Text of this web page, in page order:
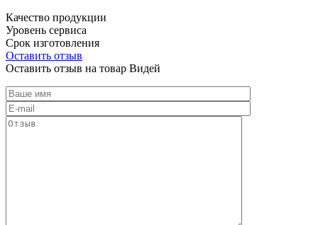
Качество продукции
Уровень сервиса
Срок изготовления
Оставить отзыв
Оставить отзыв на товар Видей